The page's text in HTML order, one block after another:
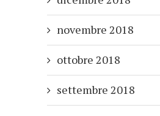
novembre 2018
ottobre 2018
settembre 2018